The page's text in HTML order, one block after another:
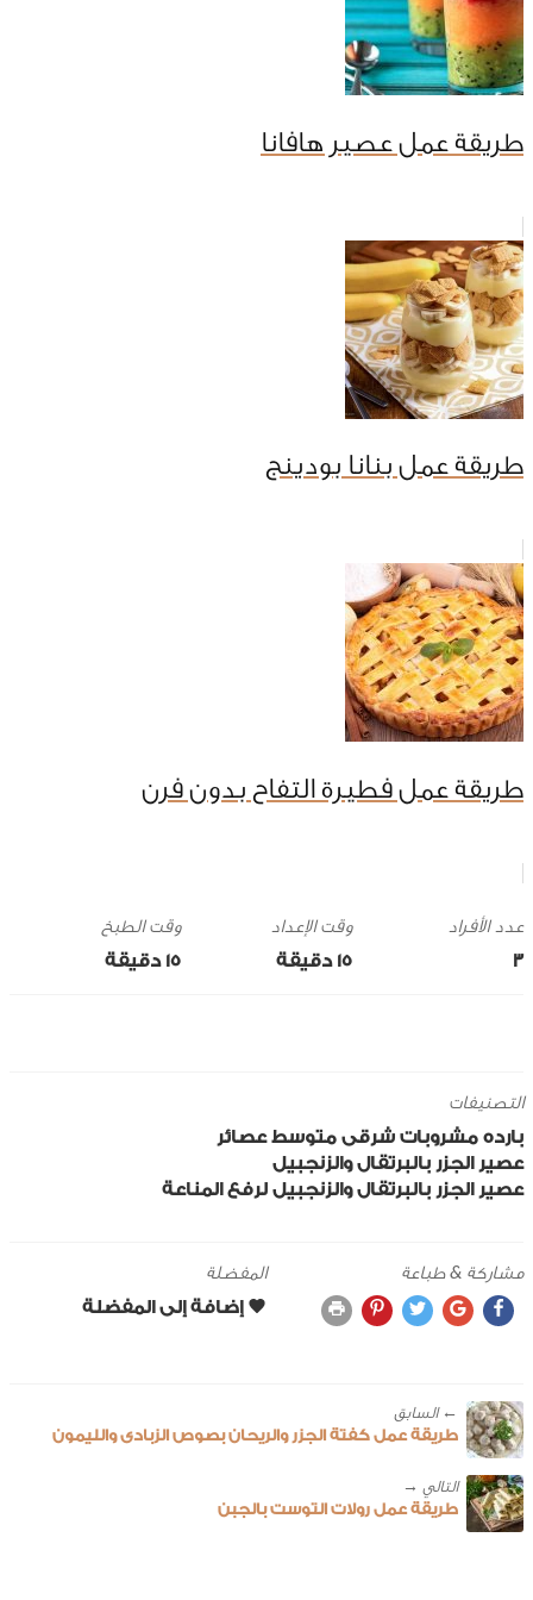
طريقة عمل عصير هافانا
طريقة عمل بنانا بودينج
طريقة عمل فطيرة التفاح بدون فرن
3
وقت الإعداد
15 ‎دقيقة
وقت الطبخ
15 ‎دقيقة
التصنيفات
بارده مشروبات شرقى متوسط عصائر
عصير الجزر بالبرتقال والزنجبيل
عصير الجزر بالبرتقال والزنجبيل لرفع المناعة
مشاركة & طباعة المفضلة
← ‎السابق
طريقة عمل كفتة الجزر والريحان بصوص الزبادى والليمون
طريقة عمل رولات التوست بالجبن